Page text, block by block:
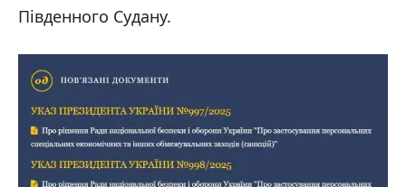
Південного Судану.